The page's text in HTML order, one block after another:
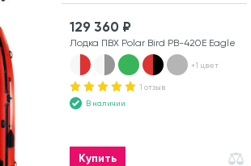
129 360 ₽
Лодка ПВХ Polar Bird PB-420E Eagle
+1 цвет
1 отзыв
В наличии
Купить